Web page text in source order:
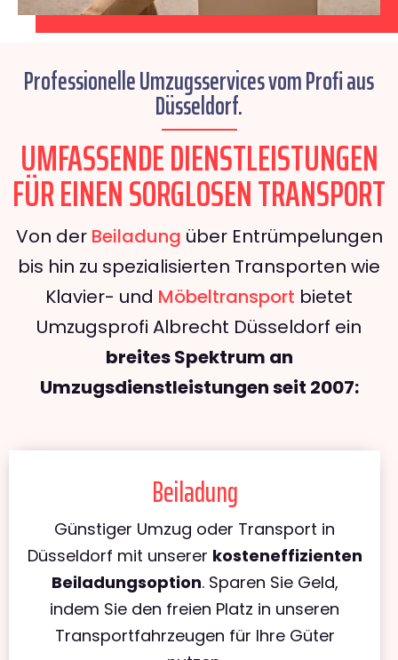
Professionelle Umzugsservices vom Profi aus
Düsseldorf.
UMFASSENDE DIENSTLEISTUNGEN
FÜR EINEN SORGLOSEN TRANSPORT
Von der Beiladung über Entrümpelungen
bis hin zu spezialisierten Transporten wie
Klavier- und Möbeltransport bietet
Umzugsprofi Albrecht Düsseldorf ein
breites Spektrum an
Umzugsdienstleistungen seit 2007:
Beiladung
Günstiger Umzug oder Transport in
Düsseldorf mit unserer kosteneffizienten
Beiladungsoption. Sparen Sie Geld,
indem Sie den freien Platz in unseren
Transportfahrzeugen für Ihre Güter